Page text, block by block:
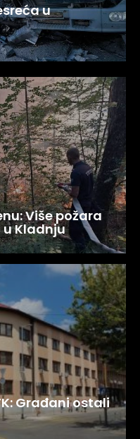
u
Više požara
Kladnju
Građani ostali